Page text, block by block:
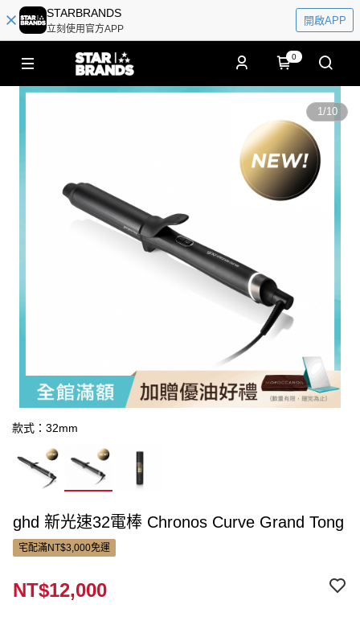
STARBRANDS
立刻使用官方APP
開啟APP
0
1/10
款式：32mm
ghd 新光速32電棒 Chronos Curve Grand Tong
宅配滿NT$3,000免運
NT$12,000